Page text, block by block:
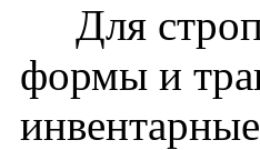
Для
формы и